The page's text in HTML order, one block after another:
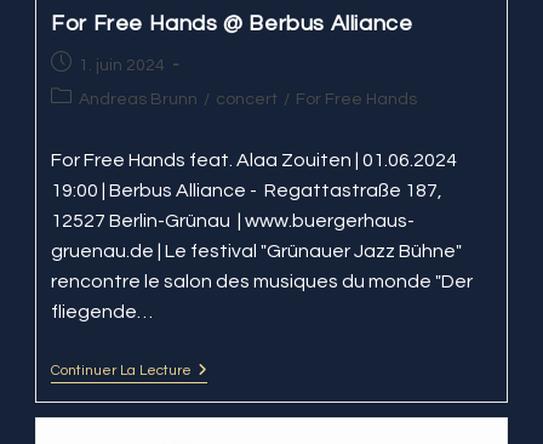
For Free Hands @ Berbus Alliance
Publication
publiée :
1. juin 2024
PostAndreas Brunn / concert / For Free Hands
For Free Hands feat. Alaa Zouiten | 01.06.2024
19:00 | Berbus Alliance - Regattastraße 187,
12527 Berlin-Grünau | www.buergerhaus-
gruenau.de | Le festival "Grünauer Jazz Bühne"
rencontre le salon des musiques du monde "Der
fliegende…
Continuer La Lecture For